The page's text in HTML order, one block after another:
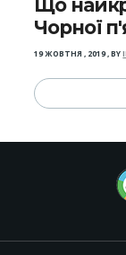
Що
Чорної
19 ЖОВТНЯ , 2019,BY